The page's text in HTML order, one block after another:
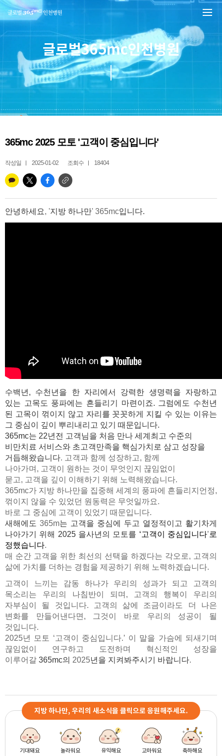
본문 바로가기
글로벌365mc인천병원
365mc 2025 모토 '고객이 중심입니다'
작성일 2025-01-02 조회수 18404
안녕하세요, '지방 하나만' 365mc입니다.
수백년, 수천년을 한 자리에서 강력한 생명력을 자랑하고
있는 고목도 풍파에는 흔들리기 마련이죠. 그럼에도 수천년
된 고목이 꺾이지 않고 자리를 꼿꼿하게 지킬 수 있는 이유는
그 중심이 깊이 뿌리내리고 있기 때문입니다.
365mc는 22년전 고객님을 처음 만나 세계최고 수준의
비만치료 서비스와 초고객만족을 핵심가치로 삼고 성장을
거듭해왔습니다. 고객과 함께 성장하고, 함께
나아가며 , 고객이 원하는 것이 무엇인지 끊임없이
묻고, 고객을 깊이 이해하기 위해 노력해왔습니다.
365mc가 지방 하나만을 집중해 세계의 풍파에 흔들리지언정,
꺾이지 않을 수 있었던 원동력은 무엇일까요.
바로 그 중심에 고객이 있었기 때문입니다.
새해에도 365m는 고객을 중심에 두고 열정적이고 활기차게
나아가기 위해 2025 을사년의 모토를 ‘고객이 중심입니다’로
정했습니다.
매 순간 고객을 위한 최선의 선택을 하겠다는 각오로, 고객의
삶에 가치를 더하는 경험을 제공하기 위해 노력하겠습니다.
고객이 느끼는 감동 하나가 우리의 성과가 되고 고객의
목소리는 우리의 나침반이 되며 ,
고객의 행복이 우리의
자부심이 될 것입니다.
고객의 삶에 조금이라도 더 나은
변화를 만들어낸다면 , 그것이 바로 우리의 성공이 될
것입니다.
2025년 모토 ‘고객이 중심입니다.’ 이 말을 가슴에 되새기며
끊임없이 연구하고 도전하며 혁신적인 성장을
이루어갈 365mc의 2025년을 지켜봐주시기 바랍니다.
지방 하나만, 우리의 새소식을 클릭으로 응원해주세요.
기대돼요 놀라워요 유익해요 고마워요 축하해요